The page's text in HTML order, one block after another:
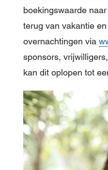
boekingswaarde
terug van vakantie
overnachtingen via
sponsors,
kan dit oplopen tot